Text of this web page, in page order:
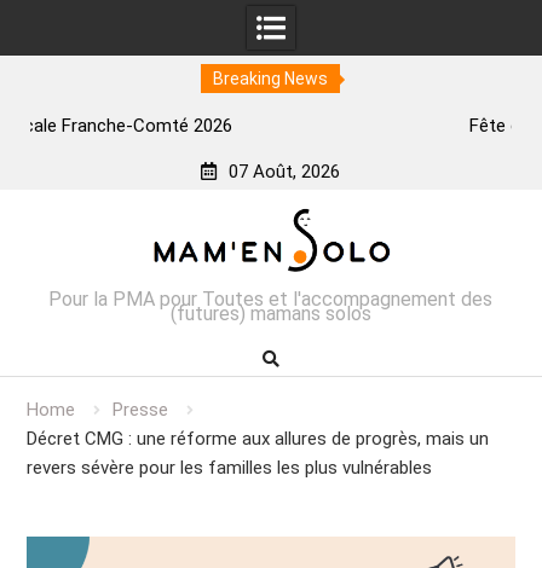
Breaking News
Fête des reines à Lyon
07 Août, 2026
Pour la PMA pour Toutes et l'accompagnement des
(futures) mamans solos
Home
Presse
Décret CMG : une réforme aux allures de progrès, mais un
revers sévère pour les familles les plus vulnérables